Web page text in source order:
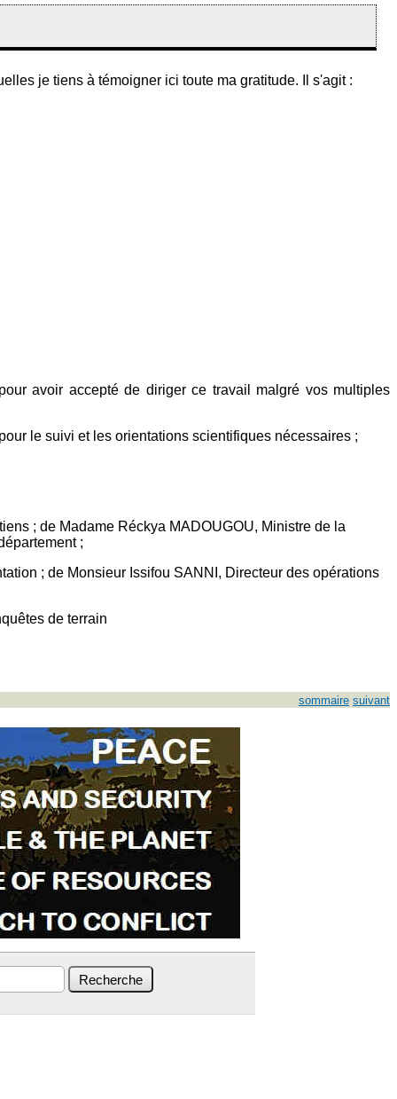
je tiens à témoigner ici toute ma gratitude. Il s'agit :
avoir accepté de diriger ce travail malgré vos multiples
le suivi et les orientations scientifiques nécessaires ;
; de Madame Réckya MADOUGOU, Ministre de la
;
; de Monsieur Issifou SANNI, Directeur des opérations
de terrain
sommaire suivant